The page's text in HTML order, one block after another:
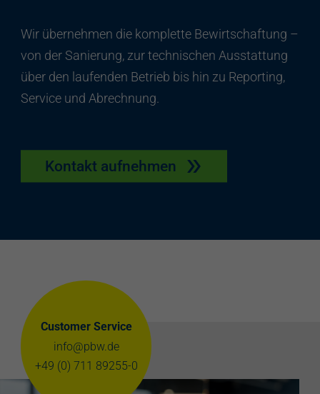
Wir übernehmen die komplette Bewirtschaftung –
von der Sanierung, zur technischen Ausstattung
über den laufenden Betrieb bis hin zu Reporting,
Service und Abrechnung.
Kontakt aufnehmen
Customer Service
info@pbw.de
+49 (0) 711 89255-0